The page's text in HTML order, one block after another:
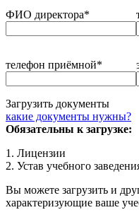
ФИО директора*
телефон приёмной*
Загрузить документы
какие документы нужны?
Обязательны к загрузке:
1. Лицензии
2. Устав учебного
Вы можете загрузить и
характеризующие ваше